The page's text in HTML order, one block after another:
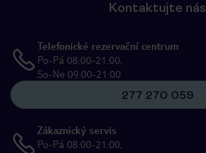
Kontaktujte nás
Telefonické rezervační centrum
Po-Pá 08:00-21:00,
So-Ne 09:00-21:00
277 270 059
Zákaznický servis
Po-Pá 08:00-21:00,